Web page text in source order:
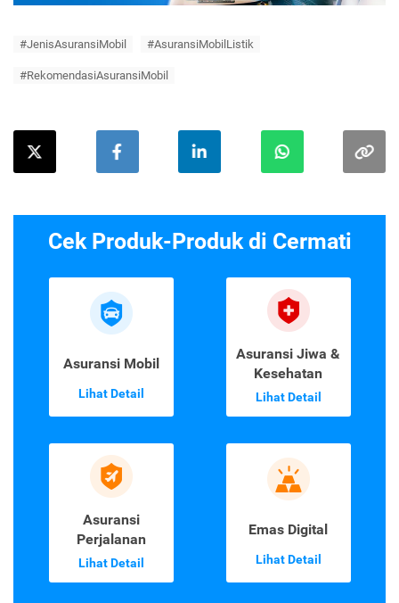
#JenisAsuransiMobil #AsuransiMobilListik
#RekomendasiAsuransiMobil
Cek Produk-Produk di Cermati
Asuransi Mobil
Lihat Detail
Asuransi Jiwa &
Kesehatan
Lihat Detail
Asuransi
Perjalanan
Lihat Detail
Emas Digital
Lihat Detail